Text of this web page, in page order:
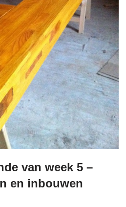
van week 5 –
en inbouwen